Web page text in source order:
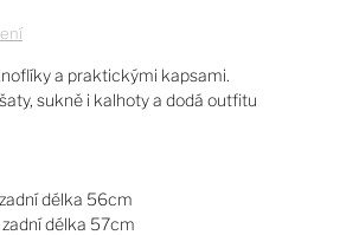
a praktickými kapsami.
sukně i kalhoty a dodá outfitu
délka 56cm
délka 57cm